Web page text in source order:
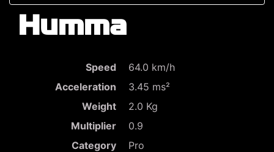
Humma
Speed
64.0 km/h
Acceleration
3.45 ms²
Weight
2.0 Kg
Multiplier
0.9
Category
Pro